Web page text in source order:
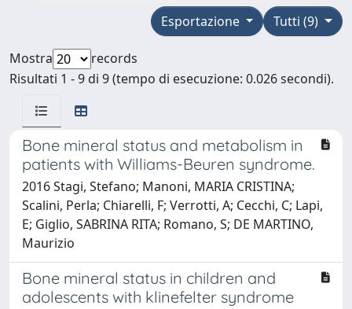
Tutti (9)
Esportazione
Mostra
records
Risultati 1 - 9 di 9 (tempo di esecuzione: 0.026 secondi).
Bone mineral status and metabolism in
patients with Williams-Beuren syndrome.
2016 Stagi, Stefano; Manoni, MARIA CRISTINA;
Scalini, Perla; Chiarelli, F; Verrotti, A; Cecchi, C; Lapi,
E; Giglio, SABRINA RITA; Romano, S; DE MARTINO,
Maurizio
Bone mineral status in children and
adolescents with klinefelter syndrome